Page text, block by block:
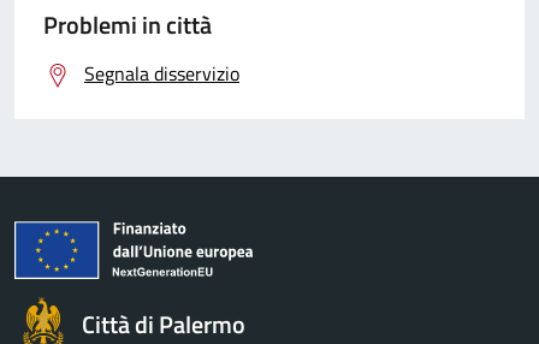
Problemi in città
Segnala disservizio
Città di Palermo